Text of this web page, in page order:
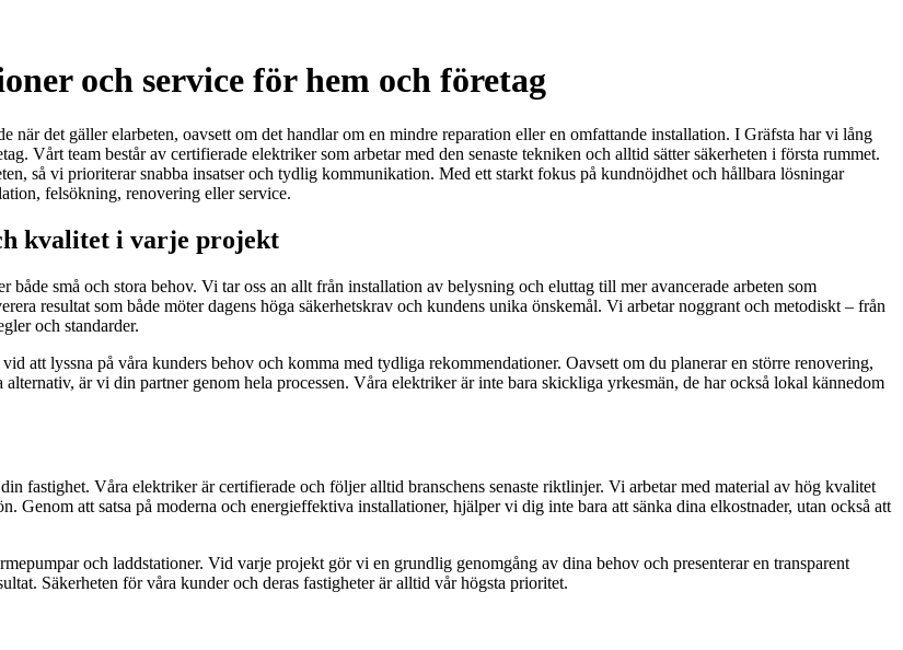
och service för hem och företag
det gäller elarbeten, oavsett om det handlar om en mindre reparation eller en omfattande installation. I Gräfsta har vi lång
Vårt team består av certifierade elektriker som arbetar med den senaste tekniken och alltid sätter säkerheten i första rummet.
så vi prioriterar snabba insatser och tydlig kommunikation. Med ett starkt fokus på kundnöjdhet och hållbara lösningar
felsökning, renovering eller service.
kvalitet i varje projekt
små och stora behov. Vi tar oss an allt från installation av belysning och eluttag till mer avancerade arbeten som
resultat som både möter dagens höga säkerhetskrav och kundens unika önskemål. Vi arbetar noggrant och metodiskt – från
och standarder.
att lyssna på våra kunders behov och komma med tydliga rekommendationer. Oavsett om du planerar en större renovering,
är vi din partner genom hela processen. Våra elektriker är inte bara skickliga yrkesmän, de har också lokal kännedom
fastighet. Våra elektriker är certifierade och följer alltid branschens senaste riktlinjer. Vi arbetar med material av hög kvalitet
att satsa på moderna och energieffektiva installationer, hjälper vi dig inte bara att sänka dina elkostnader, utan också att
och laddstationer. Vid varje projekt gör vi en grundlig genomgång av dina behov och presenterar en transparent
Säkerheten för våra kunder och deras fastigheter är alltid vår högsta prioritet.